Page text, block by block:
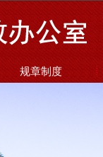
规章制度